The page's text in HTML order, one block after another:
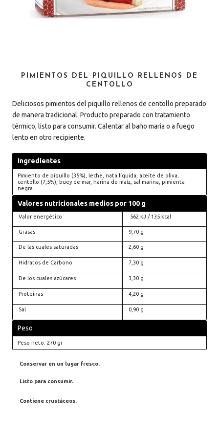
PIMIENTOS DEL PIQUILLO RELLENOS DE
CENTOLLO
Deliciosos pimientos del piquillo rellenos de centollo preparado
de manera tradicional. Producto preparado con tratamiento
térmico, listo para consumir. Calentar al baño maría o a fuego
lento en otro recipiente.
Ingredientes
Pimiento de piquillo (35%), leche, nata líquida, aceite de oliva,
centollo (7,5%), buey de mar, harina de maíz, sal marina, pimienta
negra.
Valores nutricionales medios por 100 g
Valor energético 562 kJ / 135 kcal
Grasas 9,70 g
De las cuales saturadas 2,60 g
Hidratos de Carbono 7,30 g
De los cuales azúcares 3,30 g
Proteínas 4,20 g
Sal 0,90 g
Peso
Peso neto: 270 gr
Conservar en un lugar fresco.
Listo para consumir.
Contiene crustáceos.